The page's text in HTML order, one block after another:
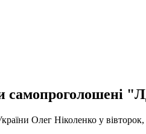
самопроголошені
Олег Ніколенко у